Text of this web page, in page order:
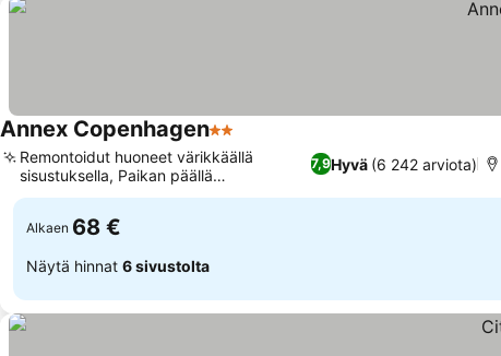
Annex Copenhagen2 Tähtiluokitus
7,9Hyvä (6 242 arviota)
Remontoidut huoneet värikkäällä
sisustuksella, Paikan päällä
pyörävuokraus
Alkaen 68 €
Näytä hinnat 6 sivustolta